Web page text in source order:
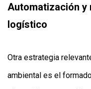
Automatización y
logístico
Otra estrategia
ambiental es el